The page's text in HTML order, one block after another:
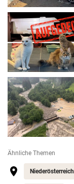
Ähnliche Themen
Niederösterreich